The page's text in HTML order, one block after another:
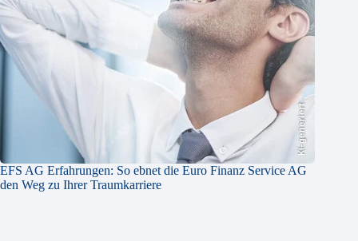
KI-generiert
EFS AG Erfahrungen: So ebnet die Euro Finanz Service AG
den Weg zu Ihrer Traumkarriere